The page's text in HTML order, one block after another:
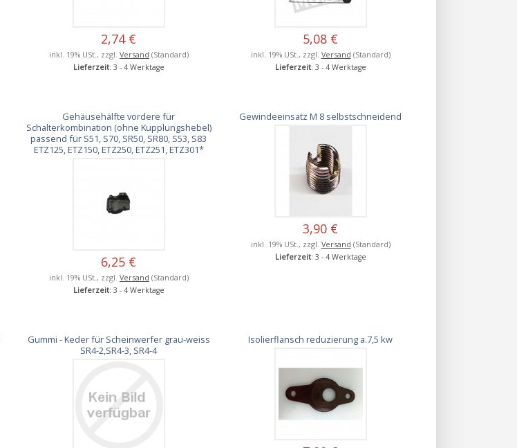
2,74 €
inkl. 19% USt., zzgl. Versand (Standard)
Lieferzeit: 3 - 4 Werktage
5,08 €
inkl. 19% USt., zzgl. Versand (Standard)
Lieferzeit: 3 - 4 Werktage
Gehäusehälfte vordere für
Schalterkombination (ohne Kupplungshebel)
passend für S51, S70, SR50, SR80, S53, S83
ETZ125, ETZ150, ETZ250, ETZ251, ETZ301*
6,25 €
inkl. 19% USt., zzgl. Versand (Standard)
Lieferzeit: 3 - 4 Werktage
Gewindeeinsatz M 8 selbstschneidend
3,90 €
inkl. 19% USt., zzgl. Versand (Standard)
Lieferzeit: 3 - 4 Werktage
Gummi - Keder für Scheinwerfer grau-weiss
SR4-2,SR4-3, SR4-4
Isolierflansch reduzierung a.7,5 kw